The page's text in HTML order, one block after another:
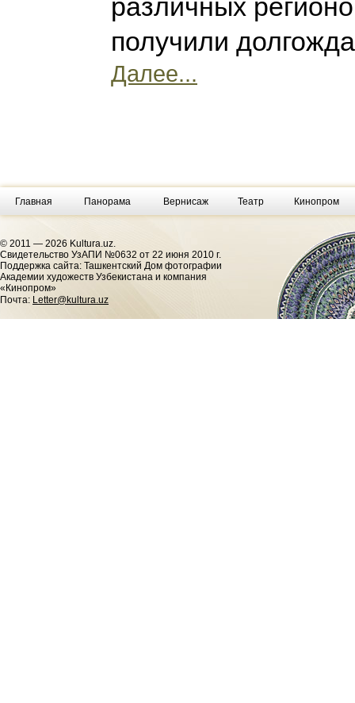
различных
получили
Далее...
Главная Панорама Вернисаж Театр Кинопром
© 2011 — 2026 Kultura.uz.
Cвидетельство УзАПИ №0632 от 22 июня 2010 г.
Поддержка сайта: Ташкентский Дом фотографии
Академии художеств Узбекистана и компания
«Кинопром»
Почта: Letter@kultura.uz